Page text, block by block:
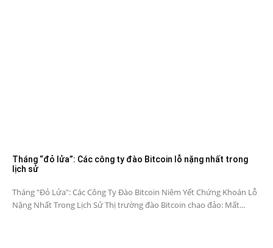
Tháng “đỏ lửa”: Các công ty đào Bitcoin lỗ nặng nhất trong
lịch sử
Tháng "Đỏ Lửa": Các Công Ty Đào Bitcoin Niêm Yết Chứng Khoán Lỗ
Nặng Nhất Trong Lịch Sử Thị trường đào Bitcoin chao đảo: Mất...